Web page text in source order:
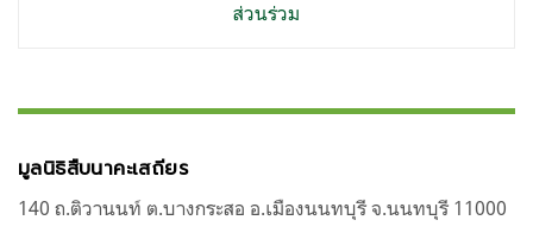
ส่วนร่วม
มูลนิธิสืบนาคะเสถียร
140 ถ.ติวานนท์ ต.บางกระสอ อ.เมืองนนทบุรี จ.นนทบุรี 11000